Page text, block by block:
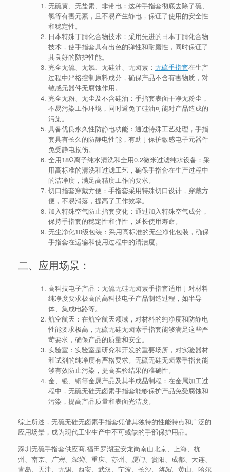
无硫黄、无盐素、非带电：这种手指套彻底去除了硫、
氯等有害元素，且不易产生静电，保证了使用的安全性
和稳定性。
日本特殊丁腈化合物技术：采用先进的日本丁腈化合物
技术，使手指套具有出色的弹性和耐磨性，同时保证了
其良好的防护性能。
完全无硫、无氯、无硅油、无卤素： 无硫手指套在生产
过程中严格控制原料成分，确保产品不含有害物质，对
敏感元器件无腐蚀作用。
完全无粉、无尘及不含硅油：手指套表面干净无粉尘，
不易污染工作环境，同时避免了硅油可能对产品造成的
污染。
具备优良永久性防静电功能：通过特殊工艺处理，手指
套具有长久的防静电性能，有助于保护敏感电子元器件
免受静电损伤。
全用18Ω离子纯水清洗和全用0.2微米过滤纯水设备：采
用高标准的清洗和过滤工艺，确保手指套在生产过程中
的洁净度，满足高精度工作的要求。
切口指套穿戴方便：手指套采用特殊切口设计，穿戴方
便，不易滑落，提高了工作效率。
加入特殊空气防止指套变化：通过加入特殊空气成分，
保持手指套的稳定性和弹性，延长使用寿命。
无尘净化10级包装：采用高标准的无尘净化包装，确保
手指套在运输和使用过程中的清洁度。
二、应用场景：
高科技电子产品：无硫无硅无卤素手指套适用于对材料
纯净度要求极高的高科技电子产品制造过程，如半导
体、集成电路等。
航空航天：在航空航天领域，对材料的纯净度和防静电
性能要求极高，无硫无硅无卤素手指套能够满足这些严
苛要求，确保产品的质量和安全。
实验室：实验室是研究和开发的重要场所，对实验器材
和试剂的纯净度有严格要求。无硫无硅无卤素手指套能
够有效防止污染，提高实验结果的准确性。
金、银、铜等金属产品及其半成品制程：在金属加工过
程中，无硫无硅无卤素手指套能够保护产品免受腐蚀和
污染，提高产品质量和表面光洁度。
综上所述，无硫无硅无卤素手指套凭借其独特的性能特点和广泛的
应用场景，成为现代工业生产中不可或缺的手部保护用品。
深圳无硫手指套供应商,福田罗湖宝安龙岗南山北京、上海、杭
州、南京、
广州、 深圳、重庆、苏州、 厦门、贵阳、成都、大连、
青岛、天津、无锡、西安、武汉、宁波、长沙、
洛阳、黄山、哈尔